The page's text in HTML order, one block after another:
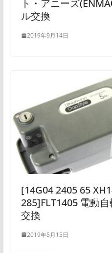
ト・アニーズ
ル交換
2019年9月14日
[14G04 2405 65
285]FLT1405 電動
交換
2019年5月15日